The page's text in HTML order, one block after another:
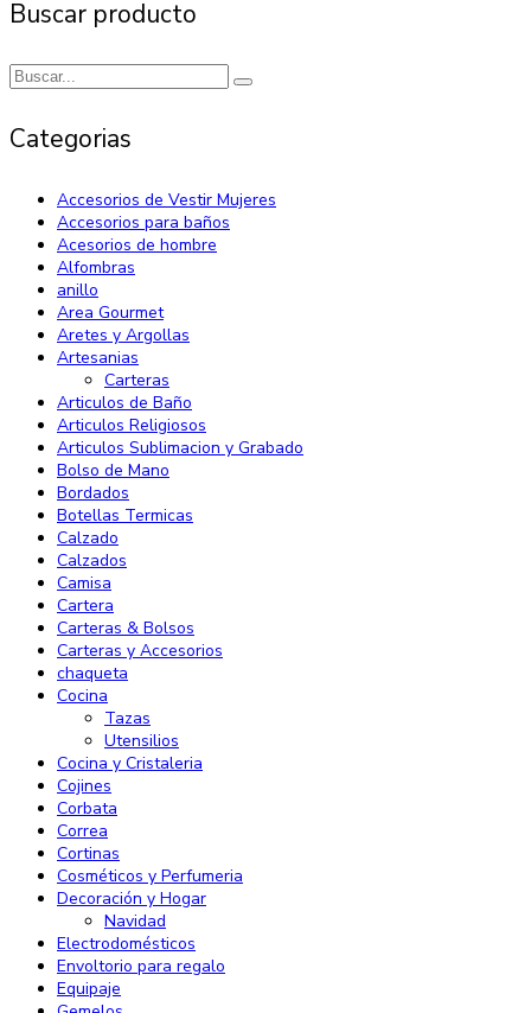
Buscar producto
Categorias
Accesorios de Vestir Mujeres
Accesorios para baños
Acesorios de hombre
Alfombras
anillo
Area Gourmet
Aretes y Argollas
Artesanias
Carteras
Articulos de Baño
Articulos Religiosos
Articulos Sublimacion y Grabado
Bolso de Mano
Bordados
Botellas Termicas
Calzado
Calzados
Camisa
Cartera
Carteras & Bolsos
Carteras y Accesorios
chaqueta
Cocina
Tazas
Utensilios
Cocina y Cristaleria
Cojines
Corbata
Correa
Cortinas
Cosméticos y Perfumeria
Decoración y Hogar
Navidad
Electrodomésticos
Envoltorio para regalo
Equipaje